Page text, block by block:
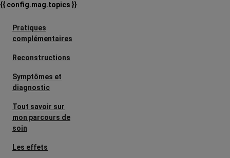
{{ config.mag.topics }}
Pratiques
complémentaires
Reconstructions
Symptômes et
diagnostic
Tout savoir sur
mon parcours de
soin
Les effets